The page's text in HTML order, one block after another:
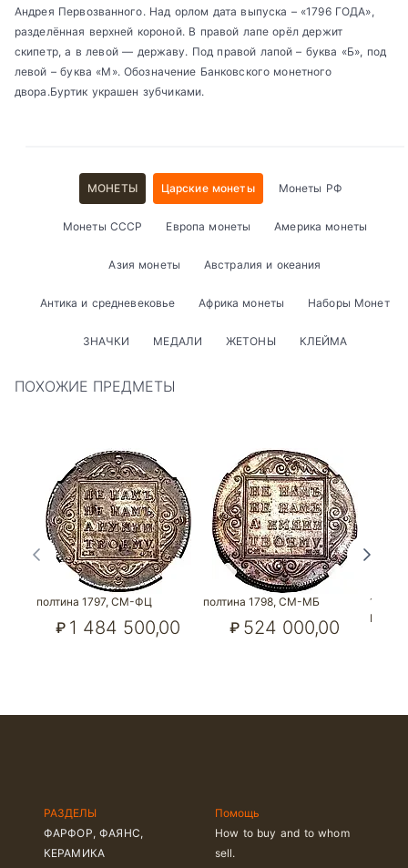
Андрея Первозванного. Над орлом дата выпуска – «1796 ГОДА»,
разделённая верхней короной. В правой лапе орёл держит
скипетр, а в левой — державу. Под правой лапой – буква «Б», под
левой – буква «М». Обозначение Банковского монетного
двора.Буртик украшен зубчиками.
МОНЕТЫ Царские монеты Монеты РФ
Монеты СССР Европа монеты Америка монеты
Азия монеты Австралия и океания
Антика и средневековье Африка монеты Наборы Монет
ЗНАЧКИ МЕДАЛИ ЖЕТОНЫ КЛЕЙМА
ПОХОЖИЕ ПРЕДМЕТЫ
полтина 1797, СМ-ФЦ
₽ 1 484 500,00
полтина 1798, СМ-МБ
₽ 524 000,00
1
РАЗДЕЛЫ
ФАРФОР, ФАЯНС,
КЕРАМИКА
Помощь
How to buy and to whom
sell.